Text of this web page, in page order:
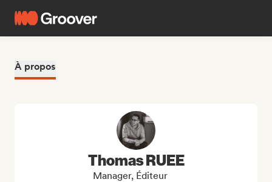
À propos
Thomas RUEE
Manager, Éditeur